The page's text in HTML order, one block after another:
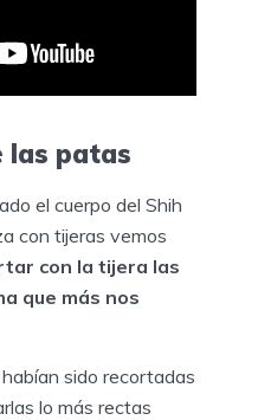
las patas
el cuerpo del Shih
con tijeras vemos
con la tijera las
que más nos
sido recortadas
lo más rectas